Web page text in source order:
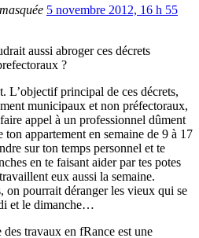
5 novembre 2012, 16 h 55
aussi abroger ces décrets
?
L’objectif principal de ces décrets,
municipaux et non préfectoraux,
appel à un professionnel dûment
ton appartement en semaine de 9 à 17
sur ton temps personnel et te
en te faisant aider par tes potes
eux aussi la semaine.
on pourrait déranger les vieux qui se
et le dimanche…
des travaux en fRance est une